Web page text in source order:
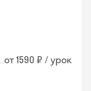
от 1590 ₽ / урок